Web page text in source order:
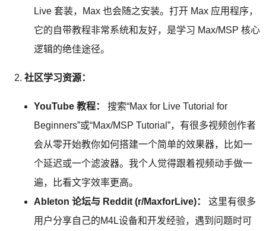
Live 套装，Max 也会随之安装。打开 Max 应用程序，
它的自带教程非常系统和友好，是学习 Max/MSP 核心
逻辑的绝佳途径。
社区学习资源：
YouTube 教程：
搜索“Max for Live Tutorial for
Beginners”或“Max/MSP Tutorial”，有很多视频创作者
会从零开始教你如何搭建一个简单的效果器，比如一
个延迟或一个滤波器。我个人觉得跟着视频动手做一
遍，比看文字效率更高。
Ableton 论坛与 Reddit (r/MaxforLive)：
这里有很多
用户分享自己的M4L设备和开发经验，遇到问题时可